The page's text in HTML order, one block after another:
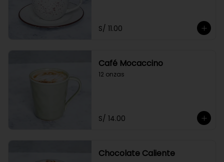
S/ 11.00
Café Mocaccino
12 onzas
S/ 14.00
Chocolate Caliente